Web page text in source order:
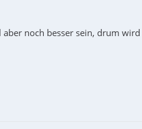
noch besser sein, drum